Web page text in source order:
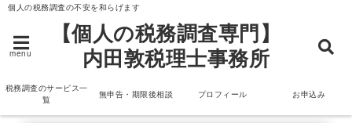
個人の税務調査の不安を和らげます
menu
【個人の税務調査専門】
内田敦税理士事務所
税務調査のサービス一
覧
無申告・期限後相談 プロフィール お申込み